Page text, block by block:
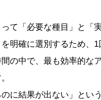
て「必要な種目」と「
明確に選別するため、1
の中で、最も効率的な
のに結果が出ない」とい